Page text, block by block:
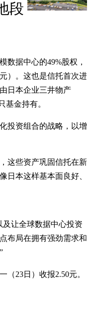
段
数据中心的49%股权，
）。这也是信托首次进
日本企业三井物产
基金持有。
投资组合的战略，以增
这些资产巩固信托在新
日本这样基本面良好、
让全球数据中心投资
布局在拥有强劲需求和
（23日）收报2.50元。